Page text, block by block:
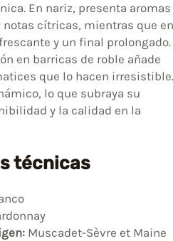
En nariz, presenta aromas
cítricas, mientras que en
y un final prolongado.
en barricas de roble añade
que lo hacen irresistible.
lo que subraya su
y la calidad en la
técnicas
Muscadet-Sèvre et Maine